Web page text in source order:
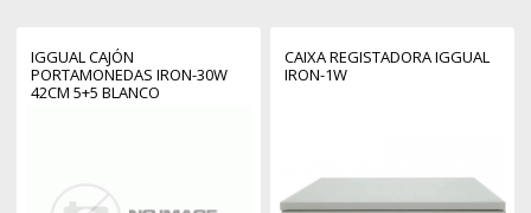
IGGUAL CAJÓN
PORTAMONEDAS IRON-30W
42CM 5+5 BLANCO
CAIXA REGISTADORA IGGUAL
IRON-1W